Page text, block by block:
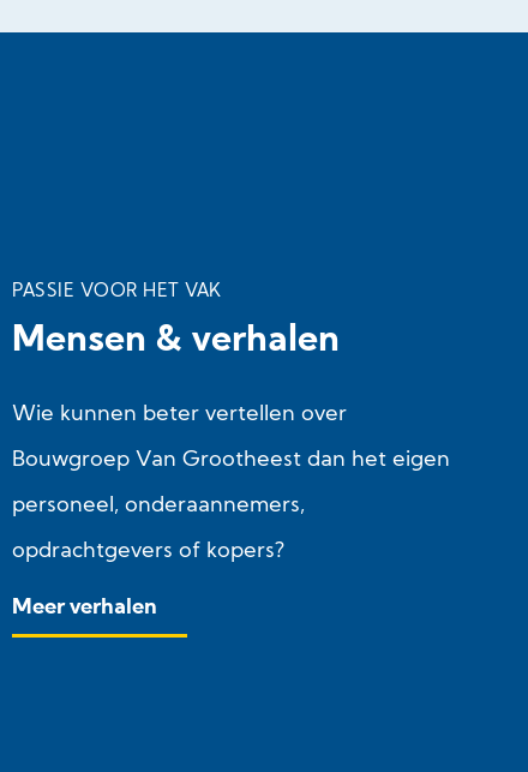
PASSIE VOOR HET VAK
Mensen & verhalen
Wie kunnen beter vertellen over
Bouwgroep Van Grootheest dan het eigen
personeel, onderaannemers,
opdrachtgevers of kopers?
Meer verhalen